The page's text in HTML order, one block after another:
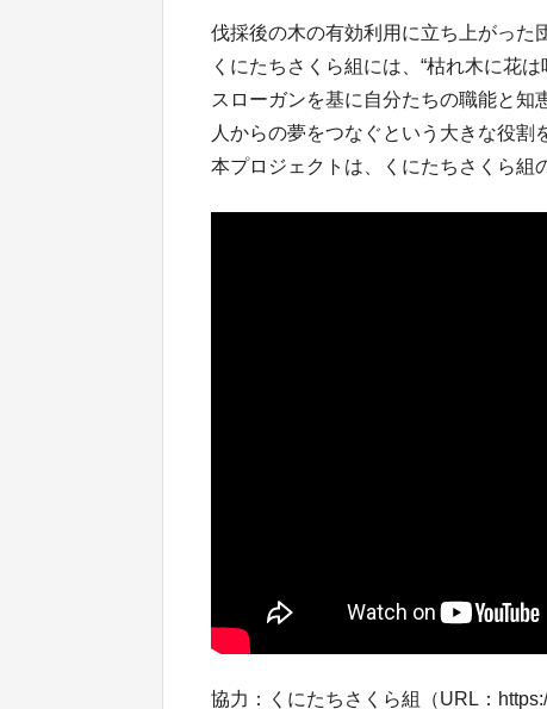
伐採後の木の有効利用に立ち上がった
くにたちさくら組には、“枯れ木に花
スローガンを基に自分たちの職能と
人からの夢をつなぐという大きな役割
本プロジェクトは、くにたちさくら組
協力：くにたちさくら組（URL：